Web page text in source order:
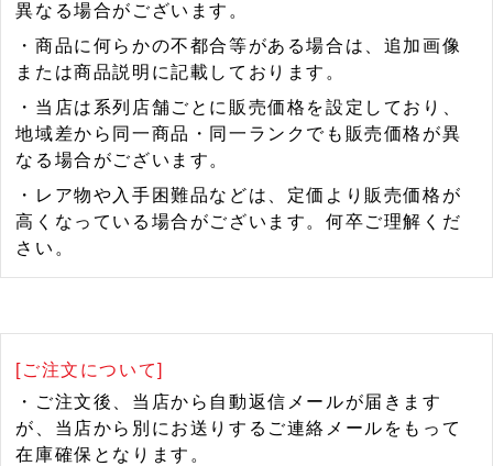
異なる場合がございます。
・商品に何らかの不都合等がある場合は、追加画像
または商品説明に記載しております。
・当店は系列店舗ごとに販売価格を設定しており、
地域差から同一商品・同一ランクでも販売価格が異
なる場合がございます。
・レア物や入手困難品などは、定価より販売価格が
高くなっている場合がございます。何卒ご理解くだ
さい。
[ご注文について]
・ご注文後、当店から自動返信メールが届きます
が、当店から別にお送りするご連絡メールをもって
在庫確保となります。